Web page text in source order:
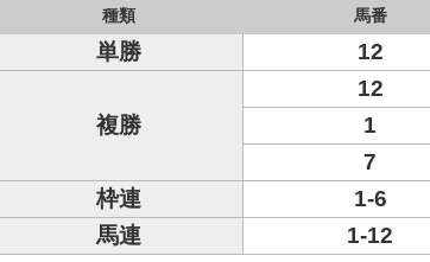
種類 馬番
単勝 12
複勝
12
1
7
枠連
1-6
馬連
1-12